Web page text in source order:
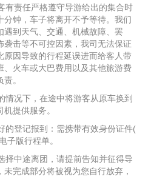
有责任严格遵守导游给出的集合时
分钟，车子将离开不予等待。我们
到天气、交通、机械故障、罢
袭击等不可控因素，我司无法保证
因导致的行程延误进而给客人带
、火车或大巴费用以及其他旅游费
。
情况下，在途中将游客从原车换到
提供服务。
的登记报到：需携带有效身份证件(
子版行程单。
择中途离团，请提前告知并征得导
完成部分将被视为您自行放弃，